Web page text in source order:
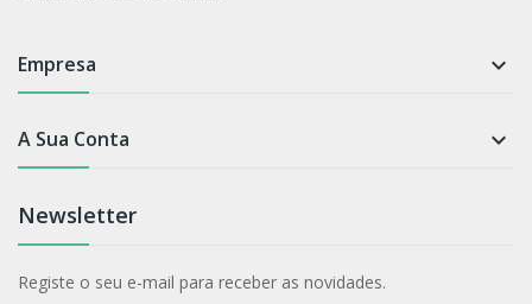
Empresa 
A Sua Conta 
Newsletter
Registe o seu e-mail para receber as novidades.